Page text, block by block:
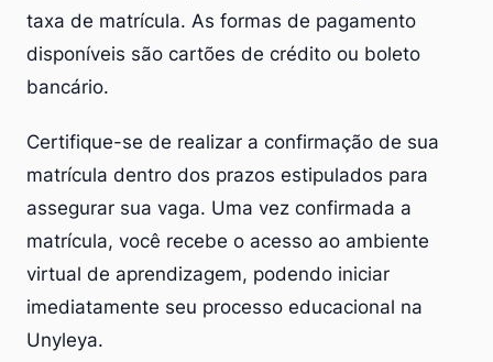
taxa de matrícula. As formas de pagamento
disponíveis são cartões de crédito ou boleto
bancário.
Certifique-se de realizar a confirmação de sua
matrícula dentro dos prazos estipulados para
assegurar sua vaga. Uma vez confirmada a
matrícula, você recebe o acesso ao ambiente
virtual de aprendizagem, podendo iniciar
imediatamente seu processo educacional na
Unyleya.